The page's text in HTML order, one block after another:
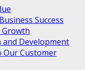
Success
and Development
Our Customer